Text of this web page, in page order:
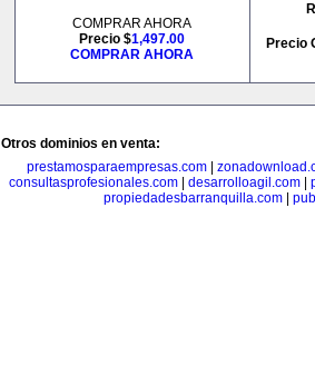
COMPRAR AHORA
Precio $1,497.00
COMPRAR AHORA
Precio
Otros dominios en venta:
prestamosparaempresas.com
consultasprofesionales.com| desarrolloagil.com|
propiedadesbarranquilla.com